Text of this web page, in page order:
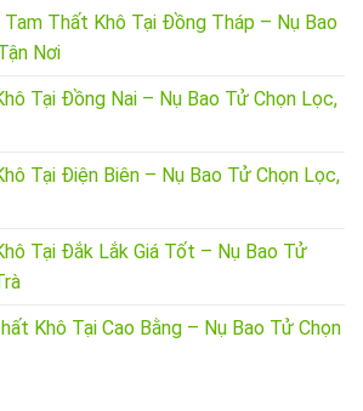
Tam Thất Khô Tại Đồng Tháp – Nụ Bao
Nơi
Tại Đồng Nai – Nụ Bao Tử Chọn Lọc,
Tại Điện Biên – Nụ Bao Tử Chọn Lọc,
Tại Đắk Lắk Giá Tốt – Nụ Bao Tử
Khô Tại Cao Bằng – Nụ Bao Tử Chọn